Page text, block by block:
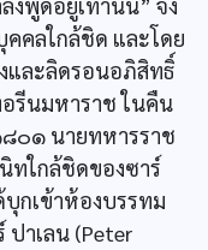
งพูดอยู่เท่านั้น” จึง
คลใกล้ชิด และโดย
และลิดรอนอภิสิทธิ์
รีนมหาราช ในคืน
๐๑ นายทหารราช
ทใกล้ชิดของซาร์
กเข้าห้องบรรทม
าเลน (Peter